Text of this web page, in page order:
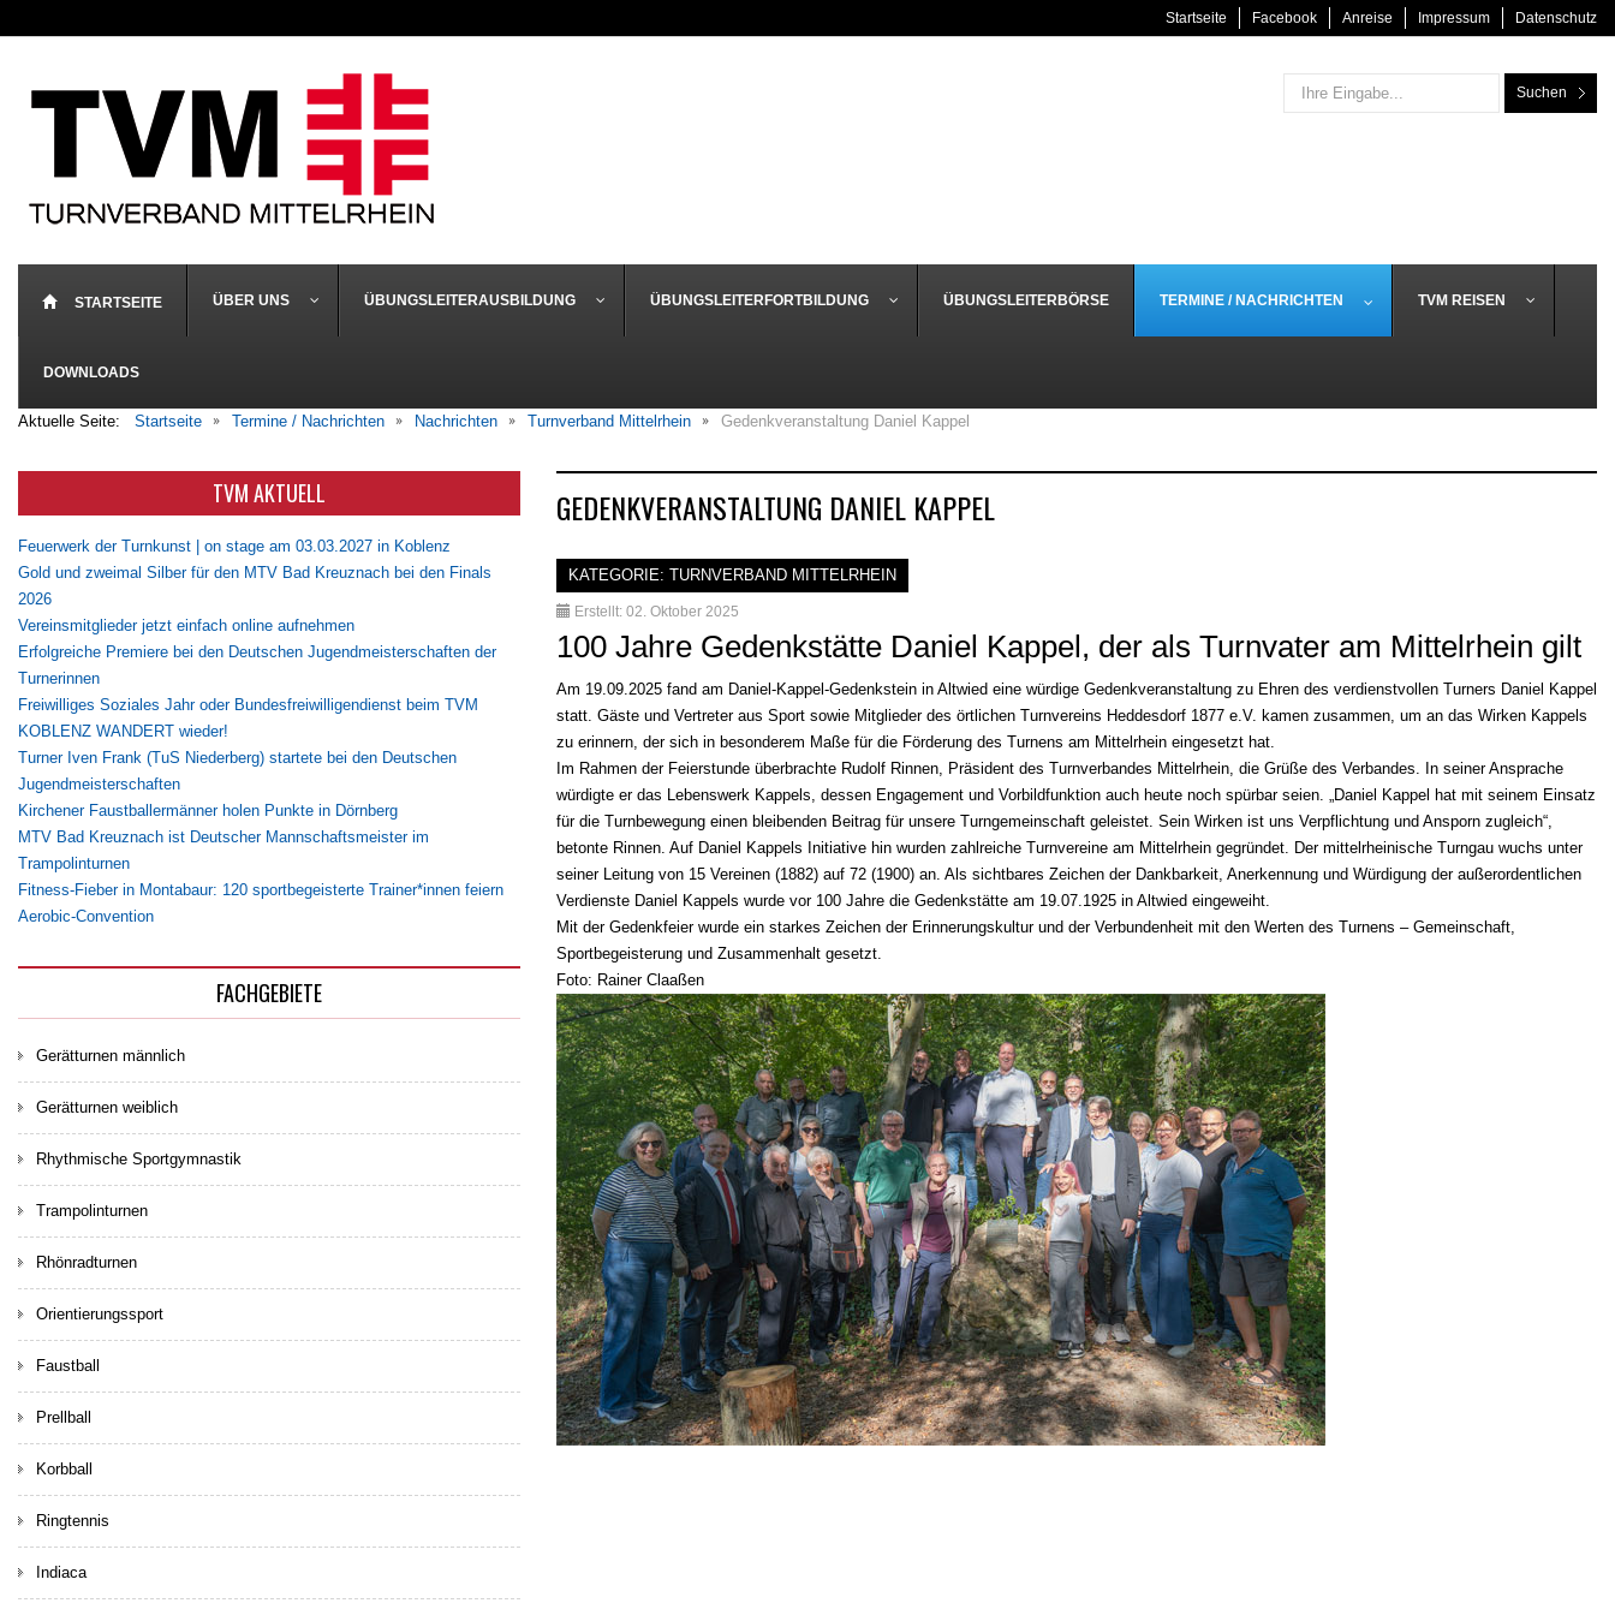
Startseite Facebook Anreise Impressum Datenschutz
Suchen
STARTSEITE ÜBER UNS ÜBUNGSLEITERAUSBILDUNG ÜBUNGSLEITERFORTBILDUNG ÜBUNGSLEITERBÖRSE TERMINE / NACHRICHTEN TVM REISEN
DOWNLOADS
Aktuelle Seite: Startseite Termine / Nachrichten Nachrichten Turnverband Mittelrhein Gedenkveranstaltung Daniel Kappel
GEDENKVERANSTALTUNG DANIEL KAPPEL
KATEGORIE: TURNVERBAND MITTELRHEIN
Erstellt: 02. Oktober 2025
100 Jahre Gedenkstätte Daniel Kappel, der als Turnvater am Mittelrhein gilt
Am 19.09.2025 fand am Daniel-Kappel-Gedenkstein in Altwied eine würdige Gedenkveranstaltung zu Ehren des verdienstvollen Turners Daniel Kappel
statt. Gäste und Vertreter aus Sport sowie Mitglieder des örtlichen Turnvereins Heddesdorf 1877 e.V. kamen zusammen, um an das Wirken Kappels
zu erinnern, der sich in besonderem Maße für die Förderung des Turnens am Mittelrhein eingesetzt hat.
Im Rahmen der Feierstunde überbrachte Rudolf Rinnen, Präsident des Turnverbandes Mittelrhein, die Grüße des Verbandes. In seiner Ansprache
würdigte er das Lebenswerk Kappels, dessen Engagement und Vorbildfunktion auch heute noch spürbar seien. „Daniel Kappel hat mit seinem Einsatz
für die Turnbewegung einen bleibenden Beitrag für unsere Turngemeinschaft geleistet. Sein Wirken ist uns Verpflichtung und Ansporn zugleich“,
betonte Rinnen. Auf Daniel Kappels Initiative hin wurden zahlreiche Turnvereine am Mittelrhein gegründet. Der mittelrheinische Turngau wuchs unter
seiner Leitung von 15 Vereinen (1882) auf 72 (1900) an. Als sichtbares Zeichen der Dankbarkeit, Anerkennung und Würdigung der außerordentlichen
Verdienste Daniel Kappels wurde vor 100 Jahre die Gedenkstätte am 19.07.1925 in Altwied eingeweiht.
Mit der Gedenkfeier wurde ein starkes Zeichen der Erinnerungskultur und der Verbundenheit mit den Werten des Turnens – Gemeinschaft,
Sportbegeisterung und Zusammenhalt gesetzt.
Foto: Rainer Claaßen
TVM AKTUELL
Feuerwerk der Turnkunst | on stage am 03.03.2027 in Koblenz
Gold und zweimal Silber für den MTV Bad Kreuznach bei den Finals
2026
Vereinsmitglieder jetzt einfach online aufnehmen
Erfolgreiche Premiere bei den Deutschen Jugendmeisterschaften der
Turnerinnen
Freiwilliges Soziales Jahr oder Bundesfreiwilligendienst beim TVM
KOBLENZ WANDERT wieder!
Turner Iven Frank (TuS Niederberg) startete bei den Deutschen
Jugendmeisterschaften
Kirchener Faustballermänner holen Punkte in Dörnberg
MTV Bad Kreuznach ist Deutscher Mannschaftsmeister im
Trampolinturnen
Fitness-Fieber in Montabaur: 120 sportbegeisterte Trainer*innen feiern
Aerobic-Convention
FACHGEBIETE
Gerätturnen männlich
Gerätturnen weiblich
Rhythmische Sportgymnastik
Trampolinturnen
Rhönradturnen
Orientierungssport
Faustball
Prellball
Korbball
Ringtennis
Indiaca